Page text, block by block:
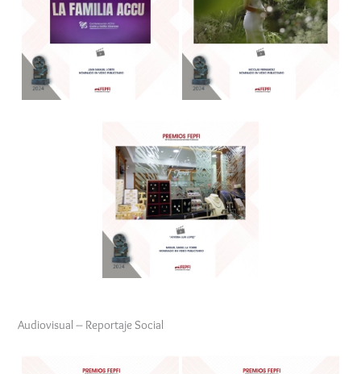
Audiovisual – Reportaje Social